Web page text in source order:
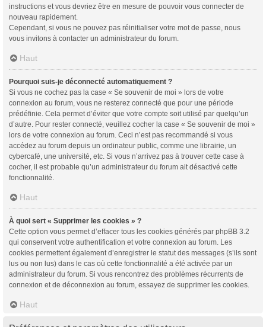
instructions et vous devriez être en mesure de pouvoir vous connecter de
nouveau rapidement.
Cependant, si vous ne pouvez pas réinitialiser votre mot de passe, nous
vous invitons à contacter un administrateur du forum.
Haut
Pourquoi suis-je déconnecté automatiquement ?
Si vous ne cochez pas la case « Se souvenir de moi » lors de votre
connexion au forum, vous ne resterez connecté que pour une période
prédéfinie. Cela permet d’éviter que votre compte soit utilisé par quelqu’un
d’autre. Pour rester connecté, veuillez cocher la case « Se souvenir de moi »
lors de votre connexion au forum. Ceci n’est pas recommandé si vous
accédez au forum depuis un ordinateur public, comme une librairie, un
cybercafé, une université, etc. Si vous n’arrivez pas à trouver cette case à
cocher, il est probable qu’un administrateur du forum ait désactivé cette
fonctionnalité.
Haut
À quoi sert « Supprimer les cookies » ?
Cette option vous permet d’effacer tous les cookies générés par phpBB 3.2
qui conservent votre authentification et votre connexion au forum. Les
cookies permettent également d’enregistrer le statut des messages (s’ils sont
lus ou non lus) dans le cas où cette fonctionnalité a été activée par un
administrateur du forum. Si vous rencontrez des problèmes récurrents de
connexion et de déconnexion au forum, essayez de supprimer les cookies.
Haut